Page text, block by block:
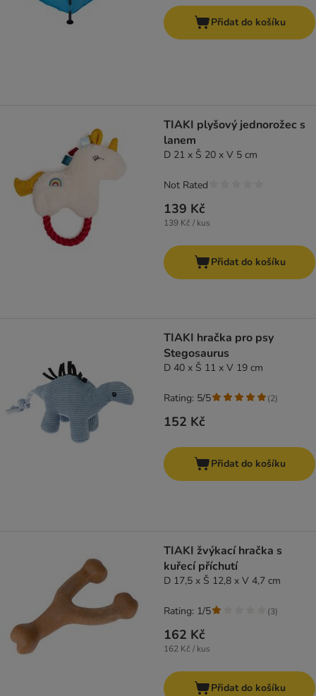
Přidat do košíku
TIAKI plyšový jednorožec s
lanem
D 21 x Š 20 x V 5 cm
139 Kč
139 Kč / kus
Not Rated
Přidat do košíku
TIAKI hračka pro psy
Stegosaurus
D 40 x Š 11 x V 19 cm
152 Kč
Rating: 5/5 (2)
Přidat do košíku
TIAKI žvýkací hračka s
kuřecí příchutí
D 17,5 x Š 12,8 x V 4,7 cm
162 Kč
162 Kč / kus
Rating: 1/5 (3)
Přidat do košíku